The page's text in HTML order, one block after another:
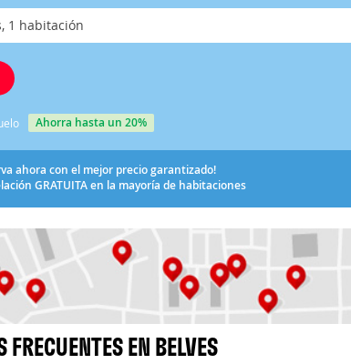
ahorra hasta un 20%
ahora con el mejor precio garantizado!
GRATUITAen la mayoría de habitaciones
FRECUENTES EN BELVES